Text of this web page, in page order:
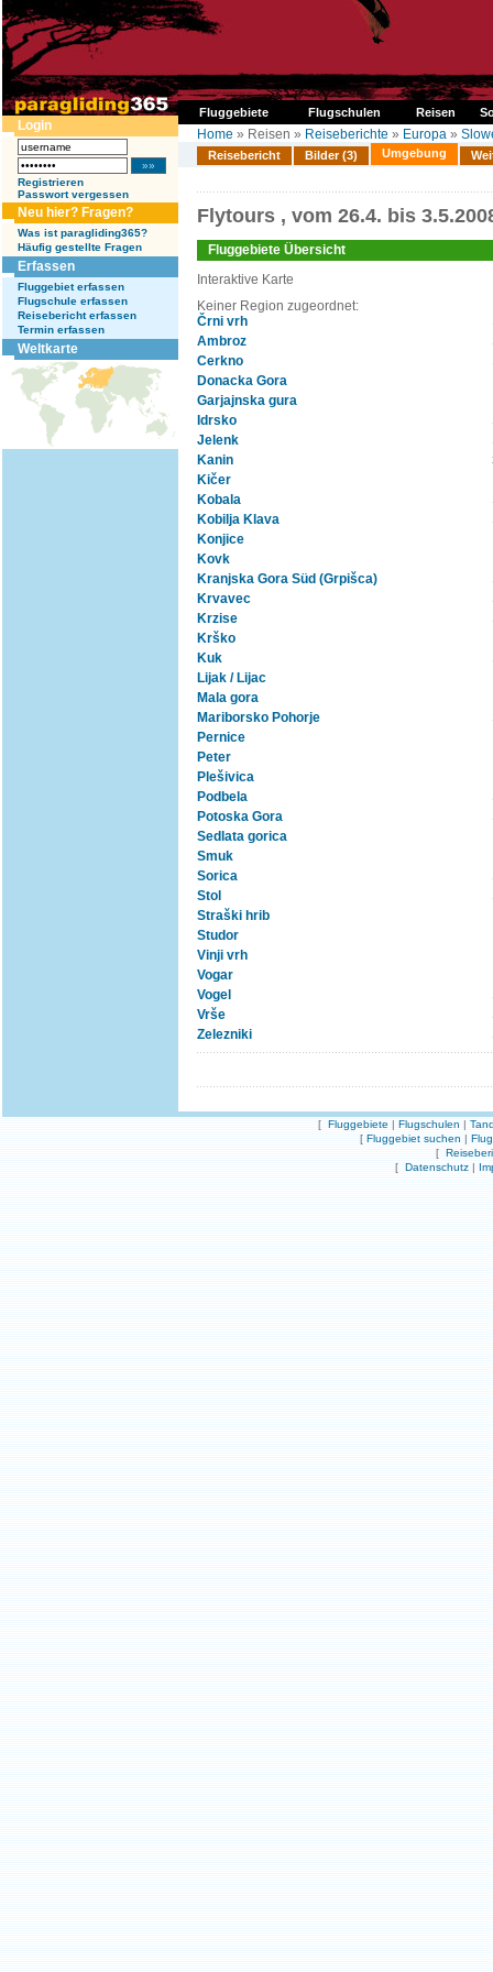
Fluggebiete Flugschulen Reisen
Login
Registrieren
Passwort vergessen
Neu hier? Fragen?
Was ist paragliding365?
Häufig gestellte Fragen
Erfassen
Fluggebiet erfassen
Flugschule erfassen
Reisebericht erfassen
Termin erfassen
Weltkarte
Home » Reisen » Reiseberichte » Europa »
Reisebericht Bilder (3) Umgebung
Flytours , vom 26.4. bis
Fluggebiete Übersicht
Interaktive Karte
Keiner Region zugeordnet:
Črni vrh
Ambroz
Cerkno
Donacka Gora
Garjajnska gura
Idrsko
Jelenk
Kanin
Kičer
Kobala
Kobilja Klava
Konjice
Kovk
Kranjska Gora Süd (Grpišca)
Krvavec
Krzise
Krško
Kuk
Lijak / Lijac
Mala gora
Mariborsko Pohorje
Pernice
Peter
Plešivica
Podbela
Potoska Gora
Sedlata gorica
Smuk
Sorica
Stol
Straški hrib
Studor
Vinji vrh
Vogar
Vogel
Vrše
Zelezniki
[ Fluggebiete | Flugschulen |
[ Fluggebiet suchen |
[
[ Datenschutz |